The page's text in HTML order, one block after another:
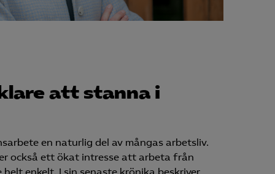
att stanna i
en naturlig del av mångas arbetsliv.
också ett ökat intresse att arbeta från